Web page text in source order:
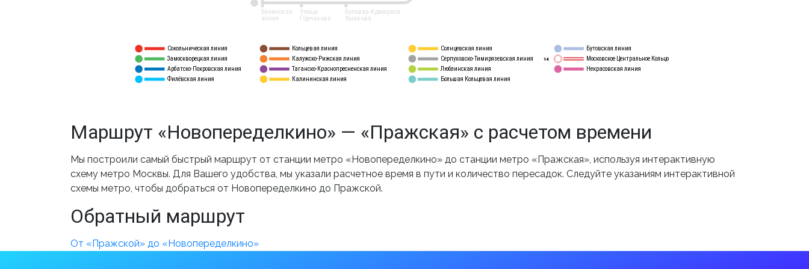
Сокольническая линия
Замоскворецкая линия
Арбатско-Покровская линия
Филёвская линия
Кольцевая линия
Калужско-Рижская линия
Таганско-Краснопресненская линия
Калининская линия
Солнцевская линия
Серпуховско-Тимирязевская линия
Люблинская линия
Бутовская линия
Московское Центральное Кольцо
Большая Кольцевая линия
Некрасовская линия
14
Бульвар Адмирала
Ушакова
Улица
Горчакова
Бунинская
аллея
Маршрут «Новопеределкино» — «Пражская» с расчетом времени
Мы построили самый быстрый маршрут от станции метро «Новопеределкино» до станции метро «Пражская», используя интерактивную
схему метро Москвы. Для Вашего удобства, мы указали расчетное время в пути и количество пересадок. Следуйте указаниям интерактивной
схемы метро, чтобы добраться от Новопеределкино до Пражской.
Обратный маршрут
От «Пражской» до «Новопеределкино»